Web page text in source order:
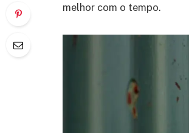
melhor com o tempo.